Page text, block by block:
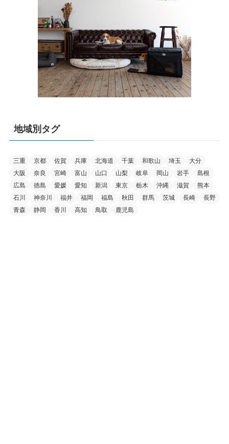
地域別タグ
三重 京都 佐賀 兵庫 北海道 千葉 和歌山 埼玉
大分
大阪
奈良 宮崎 富山 山口 山梨 岐阜 岡山 岩手
島根
広島
徳島 愛媛 愛知 新潟 東京 栃木 沖縄 滋賀
熊本
石川
神奈川 福井 福岡 福島 秋田 群馬 茨城 長崎
長野
青森
静岡 香川 高知 鳥取 鹿児島